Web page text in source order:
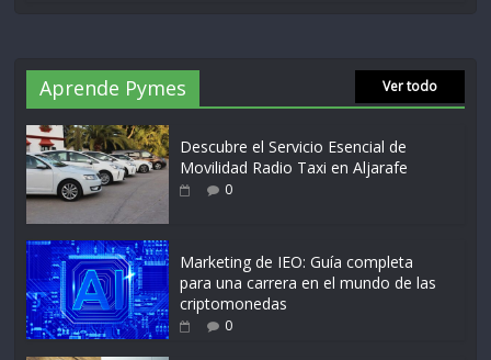
Aprende Pymes Ver todo
Descubre el Servicio Esencial de
Movilidad Radio Taxi en Aljarafe
0
Marketing de IEO: Guía completa
para una carrera en el mundo de las
criptomonedas
0